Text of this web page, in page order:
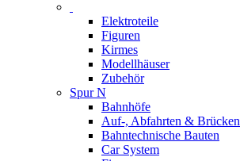
Elektroteile
Figuren
Kirmes
Modellhäuser
Zubehör
Spur N
Bahnhöfe
Auf-, Abfahrten & Brücken
Bahntechnische Bauten
Car System